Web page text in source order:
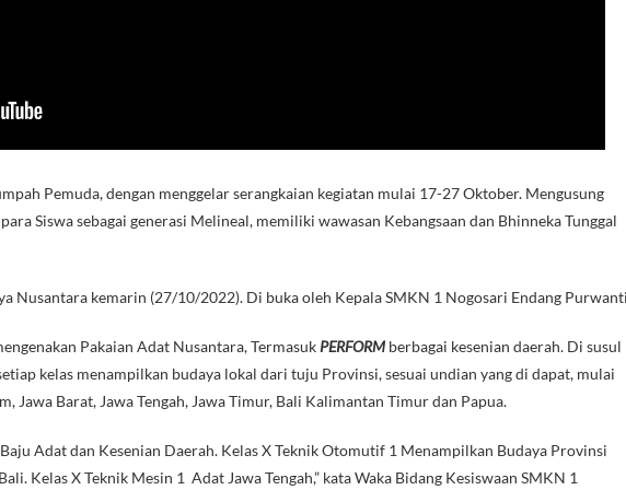
Pemuda, dengan menggelar serangkaian kegiatan mulai 17-27 Oktober. Mengusung
Siswa sebagai generasi Melineal, memiliki wawasan Kebangsaan dan Bhinneka Tunggal
Nusantara kemarin (27/10/2022). Di buka oleh Kepala SMKN 1 Nogosari Endang
Pakaian Adat Nusantara, Termasuk PERFORM berbagai kesenian daerah. Di susul
kelas menampilkan budaya lokal dari tuju Provinsi, sesuai undian yang di dapat, mulai
Jawa Barat, Jawa Tengah, Jawa Timur, Bali Kalimantan Timur dan Papua.
Adat dan Kesenian Daerah. Kelas X Teknik Otomutif 1 Menampilkan Budaya Provinsi
Kelas X Teknik Mesin 1 Adat Jawa Tengah,” kata Waka Bidang Kesiswaan SMKN 1